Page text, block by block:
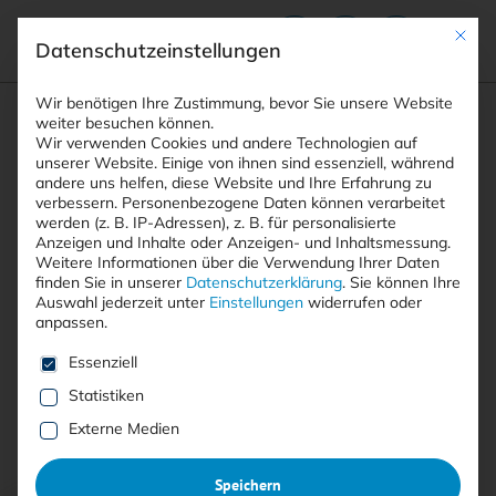
Suchfeld
Suchen
Breadcrumb-Navigation
STARTSEITE EDR-UMGEHUNG
Alle Beiträge mit dem
Schlagwort “EDR-Umgehung”
Mit
Datenschutzeinstellungen
Wir benötigen Ihre Zustimmung, bevor Sie unsere Website
weiter besuchen können.
Wir verwenden Cookies und andere Technologien auf
unserer Website. Einige von ihnen sind essenziell, während
andere uns helfen, diese Website und Ihre Erfahrung zu
verbessern. Personenbezogene Daten können verarbeitet
werden (z. B. IP-Adressen), z. B. für personalisierte
Anzeigen und Inhalte oder Anzeigen- und Inhaltsmessung.
Weitere Informationen über die Verwendung Ihrer Daten
finden Sie in unserer Datenschutzerklärung. Sie können Ihre
Auswahl jederzeit unter Einstellungen widerrufen oder
anpassen.
Es folgt eine Liste der Service-Gruppen, für die eine
Essenziell
Statistiken
Externe Medien
Speichern